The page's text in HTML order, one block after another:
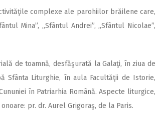
complexe ale parohiilor brăilene care,
Mina”, „Sfântul Andrei”, „Sfântul Nicolae”,
de toamnă, desfăşurată la Galaţi, în ziua de
Sfânta Liturghie, în aula Facultăţii de Istorie,
în Patriarhia Română. Aspecte liturgice,
pr. dr. Aurel Grigoraş, de la Paris.